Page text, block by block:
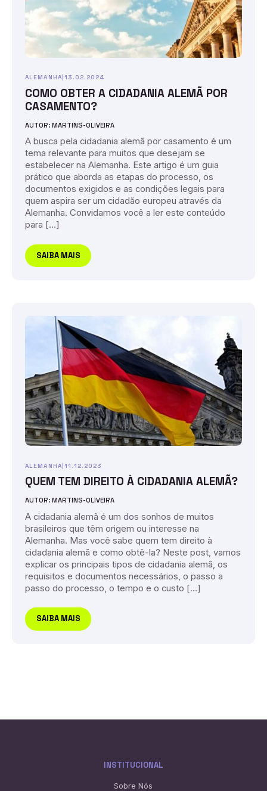
ALEMANHA|13.02.2024
COMO OBTER A CIDADANIA ALEMÃ POR
CASAMENTO?
AUTOR: MARTINS-OLIVEIRA
A busca pela cidadania alemã por casamento é um
tema relevante para muitos que desejam se
estabelecer na Alemanha. Este artigo é um guia
prático que aborda as etapas do processo, os
documentos exigidos e as condições legais para
quem aspira ser um cidadão europeu através da
Alemanha. Convidamos você a ler este conteúdo
para […]
SAIBA MAIS
ALEMANHA|11.12.2023
QUEM TEM DIREITO À CIDADANIA ALEMÃ?
AUTOR: MARTINS-OLIVEIRA
A cidadania alemã é um dos sonhos de muitos
brasileiros que têm origem ou interesse na
Alemanha. Mas você sabe quem tem direito à
cidadania alemã e como obtê-la? Neste post, vamos
explicar os principais tipos de cidadania alemã, os
requisitos e documentos necessários, o passo a
passo do processo, o tempo e o custo […]
SAIBA MAIS
INSTITUCIONAL
Sobre Nós